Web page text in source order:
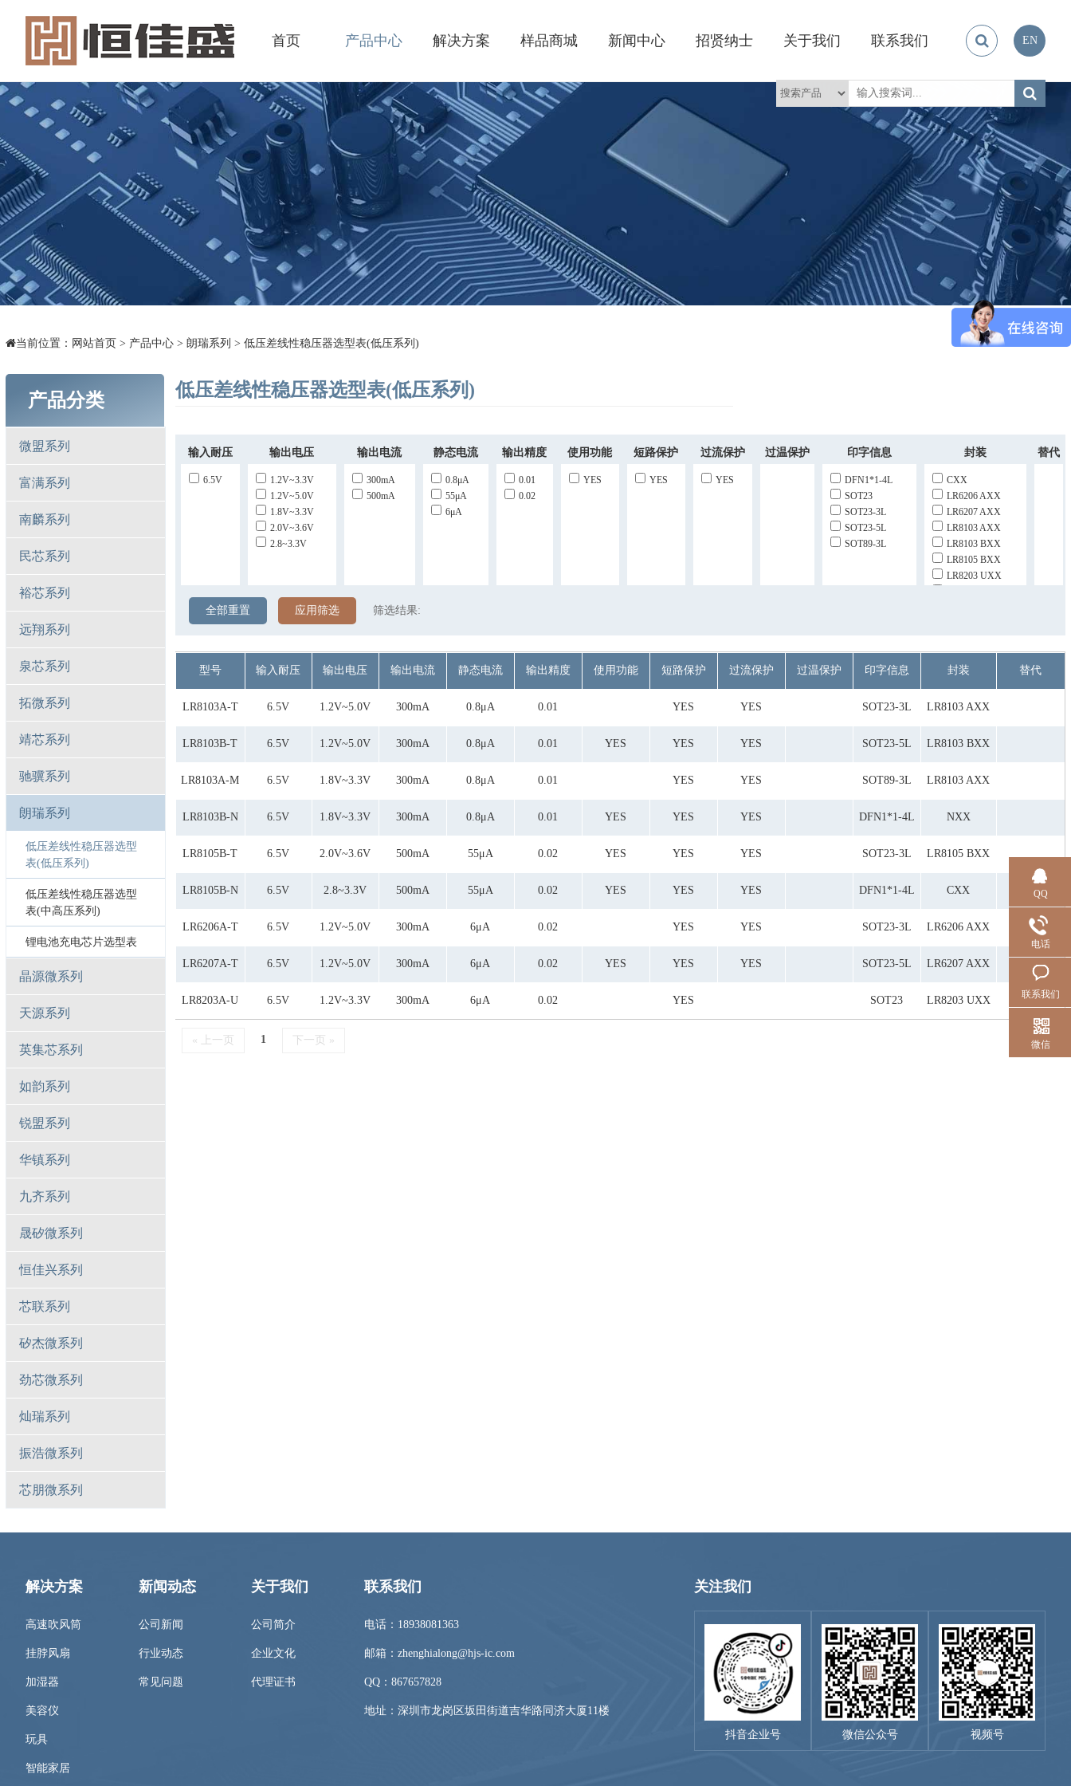
EN
首页 产品中心 解决方案 样品商城 新闻中心 招贤纳士 关于我们 联系我们
当前位置： 网站首页 > 产品中心> 朗瑞系列 > 低压差线性稳压器选型表(低压系列)
产品分类
微盟系列
富满系列
南麟系列
民芯系列
裕芯系列
远翔系列
泉芯系列
拓微系列
靖芯系列
驰骥系列
朗瑞系列
低压差线性稳压器选型
表(低压系列)
低压差线性稳压器选型
表(中高压系列)
锂电池充电芯片选型表
晶源微系列
天源系列
英集芯系列
如韵系列
锐盟系列
华镇系列
九齐系列
晟矽微系列
恒佳兴系列
芯联系列
矽杰微系列
劲芯微系列
灿瑞系列
振浩微系列
芯朋微系列
低压差线性稳压器选型表(低压系列)
输入耐压 输出电压 输出电流 静态电流 输出精度 使用功能 短路保护 过流保护 过温保护 印字信息 封装 替代
6.5V
1.2V~3.3V
1.2V~5.0V
1.8V~3.3V
2.0V~3.6V
2.8~3.3V
300mA
500mA
0.8μA
55μA
6μA
0.01
0.02
YES YES YES
DFN1*1-4L
SOT23
SOT23-3L
SOT23-5L
SOT89-3L
CXX
LR6206 AXX
LR6207 AXX
LR8103 AXX
LR8103 BXX
LR8105 BXX
LR8203 UXX
全部重置 应用筛选 筛选结果:
型号 输入耐压 输出电压 输出电流 静态电流 输出精度 使用功能 短路保护 过流保护 过温保护 印字信息 封装 替代
LR8103A-T 6.5V 1.2V~5.0V 300mA 0.8μA 0.01 YES YES SOT23-3L LR8103 AXX
LR8103B-T 6.5V 1.2V~5.0V 300mA 0.8μA 0.01 YES YES YES SOT23-5L LR8103 BXX
LR8103A-M 6.5V 1.8V~3.3V 300mA 0.8μA 0.01 YES YES SOT89-3L LR8103 AXX
LR8103B-N 6.5V 1.8V~3.3V 300mA 0.8μA 0.01 YES YES YES DFN1*1-4L NXX
LR8105B-T 6.5V 2.0V~3.6V 500mA 55μA 0.02 YES YES YES SOT23-3L LR8105 BXX
LR8105B-N 6.5V 2.8~3.3V 500mA 55μA 0.02 YES YES YES DFN1*1-4L CXX
LR6206A-T 6.5V 1.2V~5.0V 300mA 6μA 0.02 YES YES SOT23-3L LR6206 AXX
LR6207A-T 6.5V 1.2V~5.0V 300mA 6μA 0.02 YES YES YES SOT23-5L LR6207 AXX
LR8203A-U 6.5V 1.2V~3.3V 300mA 6μA 0.02 YES SOT23 LR8203 UXX
« 上一页 1 下一页 »
解决方案
高速吹风筒
挂脖风扇
加湿器
美容仪
玩具
智能家居
新闻动态
公司新闻
行业动态
常见问题
关于我们
公司简介
企业文化
代理证书
联系我们
电话：18938081363
邮箱：zhenghialong@hjs-ic.com
QQ： 867657828
地址：深圳市龙岗区坂田街道吉华路同济大厦11楼
关注我们
抖音企业号 微信公众号 视频号
QQ
电话
联系我们
微信